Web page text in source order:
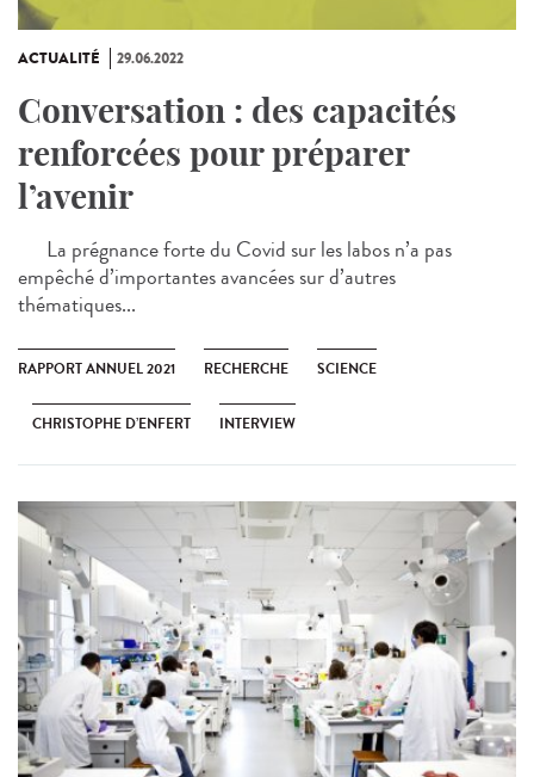
ACTUALITÉ 29.06.2022
Conversation : des capacités
renforcées pour préparer
l’avenir
La prégnance forte du Covid sur les labos n’a pas
empêché d’importantes avancées sur d’autres
thématiques...
RAPPORT ANNUEL 2021 RECHERCHE SCIENCE
CHRISTOPHE D’ENFERT INTERVIEW